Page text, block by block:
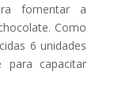
fomentar a
Como
6 unidades
para capacitar